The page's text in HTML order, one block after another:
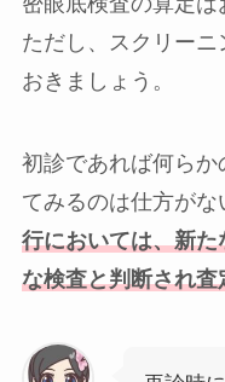
ただし、スクリー
おきましょう。
初診であれば何らか
てみるのは仕方がな
行においては、新
な検査と判断され査